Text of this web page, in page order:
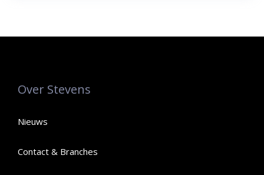
Over Stevens
Nieuws
Contact & Branches